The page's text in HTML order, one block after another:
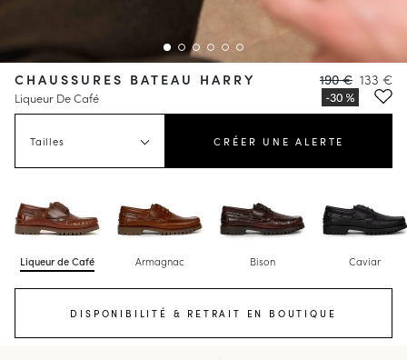
CHAUSSURES BATEAU HARRY
Liqueur De Café
190 € 133 €
Tailles CRÉER UNE ALERTE
Liqueur de Café Armagnac Bison Caviar
DISPONIBILITÉ & RETRAIT EN BOUTIQUE